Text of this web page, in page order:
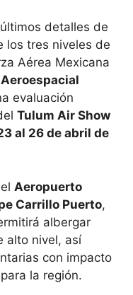
detalles de
los tres niveles de
Aérea Mexicana
Aeroespacial
evaluación
Tulum Air Show
al 26 de abril de
Aeropuerto
Carrillo Puerto,
albergar
alto nivel, así
con impacto
la región.